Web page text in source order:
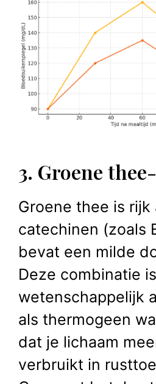
3. Groene
Groene thee is rijk
catechinen (zoals
bevat een milde
Deze combinatie is
wetenschappelijk
als thermogeen
dat je lichaam
verbruikt in